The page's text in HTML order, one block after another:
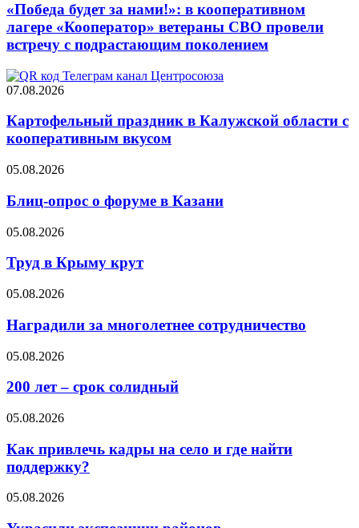
«Победа будет за нами!»: в кооперативном
лагере «Кооператор» ветераны СВО провели
встречу с подрастающим поколением
07.08.2026
Картофельный праздник в Калужской области с
кооперативным вкусом
05.08.2026
Блиц-опрос о форуме в Казани
05.08.2026
Труд в Крыму крут
05.08.2026
Наградили за многолетнее сотрудничество
05.08.2026
200 лет – срок солидный
05.08.2026
Как привлечь кадры на село и где найти
поддержку?
05.08.2026